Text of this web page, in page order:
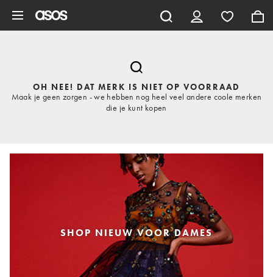
OH NEE! DAT MERK IS NIET OP VOORRAAD
Maak je geen zorgen - we hebben nog heel veel andere coole merken
die je kunt kopen
SHOP NIEUW VOOR DAMES